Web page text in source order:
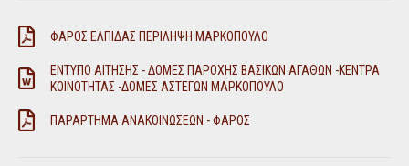
ΦΑΡΟΣ ΕΛΠΙΔΑΣ ΠΕΡΙΛΗΨΗ ΜΑΡΚΟΠΟΥΛΟ
ΕΝΤΥΠΟ ΑΙΤΗΣΗΣ - ΔΟΜΕΣ ΠΑΡΟΧΗΣ ΒΑΣΙΚΩΝ ΑΓΑΘΩΝ -ΚΕΝΤΡΑ
ΚΟΙΝΟΤΗΤΑΣ -ΔΟΜΕΣ ΑΣΤΕΓΩΝ ΜΑΡΚΟΠΟΥΛΟ
ΠΑΡΑΡΤΗΜΑ ΑΝΑΚΟΙΝΩΣΕΩΝ - ΦΑΡΟΣ